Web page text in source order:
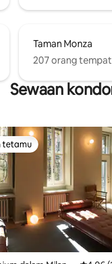
Taman Monza
207 orang
Sewaan
5, 146 ulasan
tetamu
tetamu